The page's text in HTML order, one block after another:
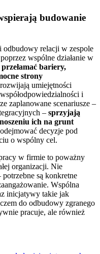
budowanie
odbudowy relacji w zespole
wspólne działanie w
przełamać bariery,
strony
umiejętności
i
zaplanowane scenariusze –
– sprzyjają
ich na grunt
decyzje pod
o wspólny cel.
w firmie to poważny
organizacji. Nie
są konkretne
Wspólna
inicjatywy takie jak
do odbudowy zgranego
pracuje, ale również